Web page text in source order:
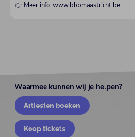
👉 Meer info: www.bbbmaastricht.be
Waarmee kunnen wij je helpen?
Artiesten boeken
Koop tickets